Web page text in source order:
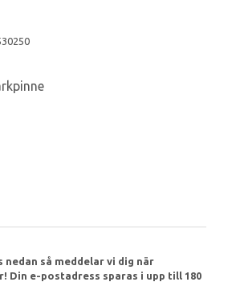
nedan så meddelar vi dig när
Din e-postadress sparas i upp till 180